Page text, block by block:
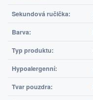
Sekundová ručička:
Barva:
Typ produktu:
Hypoalergenní:
Tvar pouzdra: